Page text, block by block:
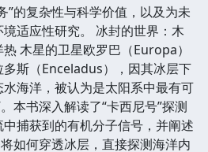
”的复杂性与科学价值，以及为未
适应性研究。 冰封的世界：木
木星的卫星欧罗巴（Europa）
斯（Enceladus），因其冰层下
海洋，被认为是太阳系中最有可
本书深入解读了“卡西尼号”探测
捕获到的有机分子信号，并阐述
如何穿透冰层，直接探测海洋内